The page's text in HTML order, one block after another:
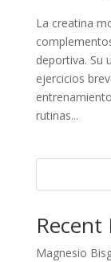
La creatina
deportiva. Su
ejercicios
rutinas...
Recent
Magnesio